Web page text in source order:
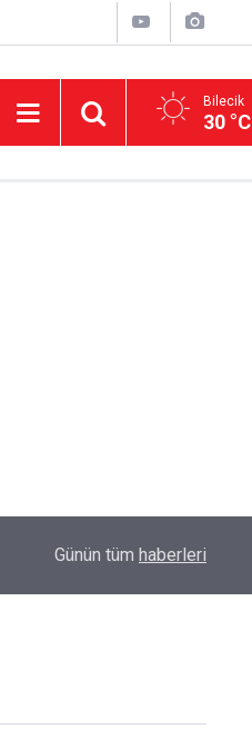
Bilecik
30 °C
OEDAŞ Türkiye’yi temsil edecek
Günün tüm haberleri